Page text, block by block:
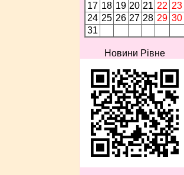
17 18 19 20 21 22 23
24 25 26 27 28 29 30
31
Новини Рівне